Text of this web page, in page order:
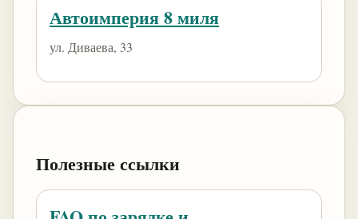
Автоимперия 8 миля
ул. Диваева, 33
Полезные ссылки